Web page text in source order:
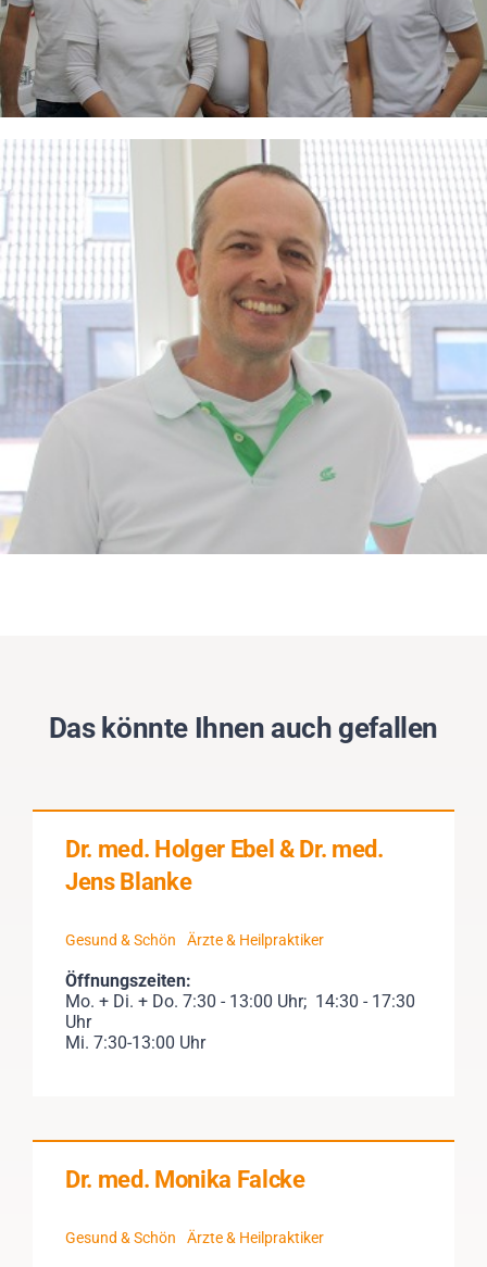
Das könnte Ihnen auch gefallen
Dr. med. Holger Ebel & Dr. med.
Jens Blanke
Gesund & Schön Ärzte & Heilpraktiker
Öffnungszeiten:
Mo. + Di. + Do. 7:30 - 13:00 Uhr; 14:30 - 17:30
Uhr
Mi. 7:30-13:00 Uhr
Dr. med. Monika Falcke
Gesund & Schön Ärzte & Heilpraktiker